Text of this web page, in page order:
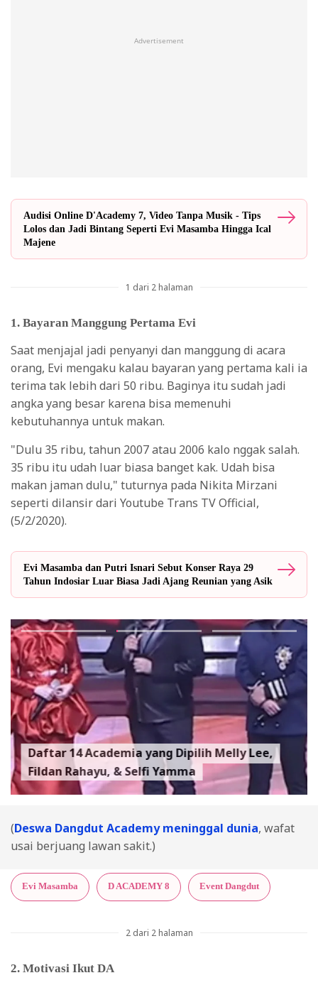
Advertisement
Audisi Online D'Academy 7, Video Tanpa Musik - Tips
Lolos dan Jadi Bintang Seperti Evi Masamba Hingga Ical
Majene
1 dari 2 halaman
1. Bayaran Manggung Pertama Evi
Saat menjajal jadi penyanyi dan manggung di acara
orang, Evi mengaku kalau bayaran yang pertama kali ia
terima tak lebih dari 50 ribu. Baginya itu sudah jadi
angka yang besar karena bisa memenuhi
kebutuhannya untuk makan.
"Dulu 35 ribu, tahun 2007 atau 2006 kalo nggak salah.
35 ribu itu udah luar biasa banget kak. Udah bisa
makan jaman dulu," tuturnya pada Nikita Mirzani
seperti dilansir dari Youtube Trans TV Official,
(5/2/2020).
Evi Masamba dan Putri Isnari Sebut Konser Raya 29
Tahun Indosiar Luar Biasa Jadi Ajang Reunian yang Asik
Daftar 14 Academia yang Dipilih Melly Lee,
Fildan Rahayu, & Selfi Yamma
(Deswa Dangdut Academy meninggal dunia, wafat
usai berjuang lawan sakit.)
Evi Masamba D ACADEMY 8 Event Dangdut
2 dari 2 halaman
2. Motivasi Ikut DA